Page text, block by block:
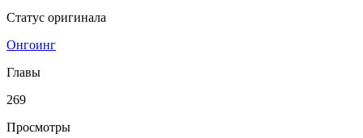
Статус оригинала
Онгоинг
Главы
269
Просмотры